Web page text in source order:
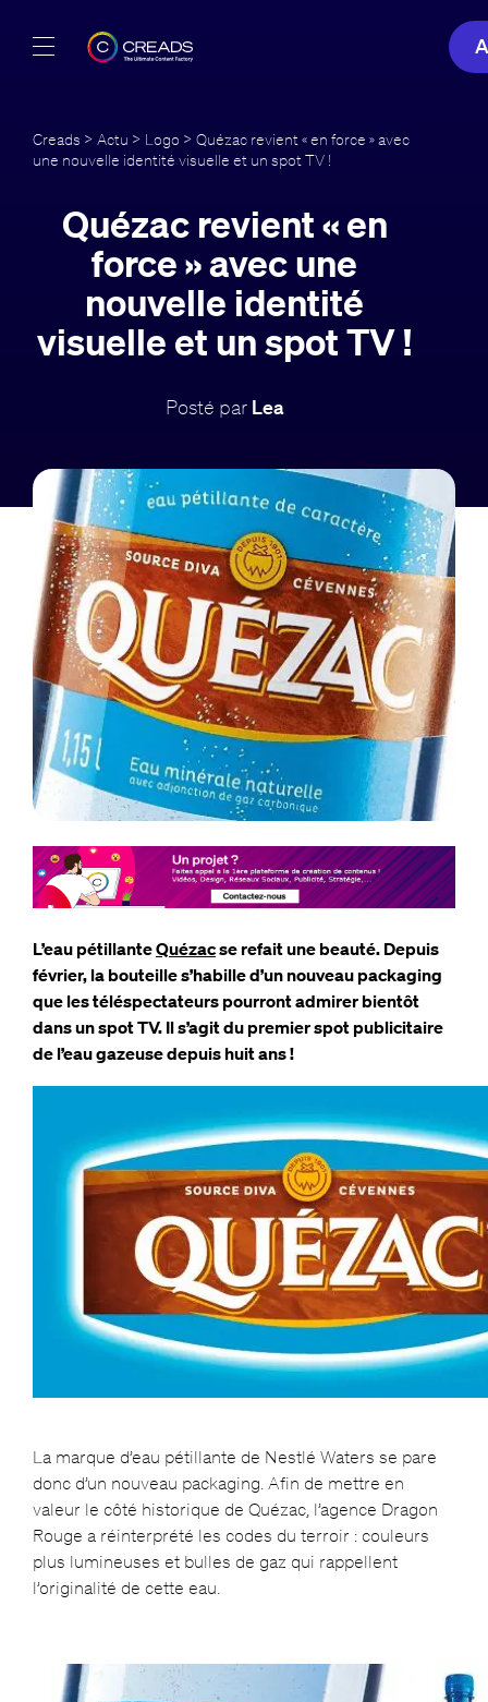
Offres
À propos
Blog
Creads > Actu > Logo > Quézac revient « en force » avec
une nouvelle identité visuelle et un spot TV !
Quézac revient « en
force » avec une
nouvelle identité
visuelle et un spot TV !
Posté par Lea
L’eau pétillanteQuézacse refait une beauté. Depuis
février, la bouteille s’habille d’un nouveau packaging
que les téléspectateurs pourront admirer bientôt
dans un spot TV. Il s’agit du premier spot publicitaire
de l’eau gazeuse depuis huit ans !
La marque d’eau pétillante de Nestlé Waters se pare
donc d’un nouveau packaging. Afin de mettre en
valeur le côté historique de Quézac, l’agence Dragon
Rouge a réinterprété les codes du terroir : couleurs
plus lumineuses et bulles de gaz qui rappellent
l’originalité de cette eau.